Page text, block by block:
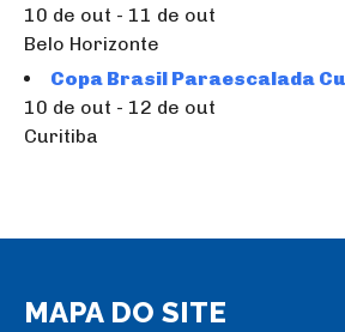
10 de out - 11 de out
Belo Horizonte
Copa Brasil Paraescalada
10 de out - 12 de out
Curitiba
MAPA DO SITE